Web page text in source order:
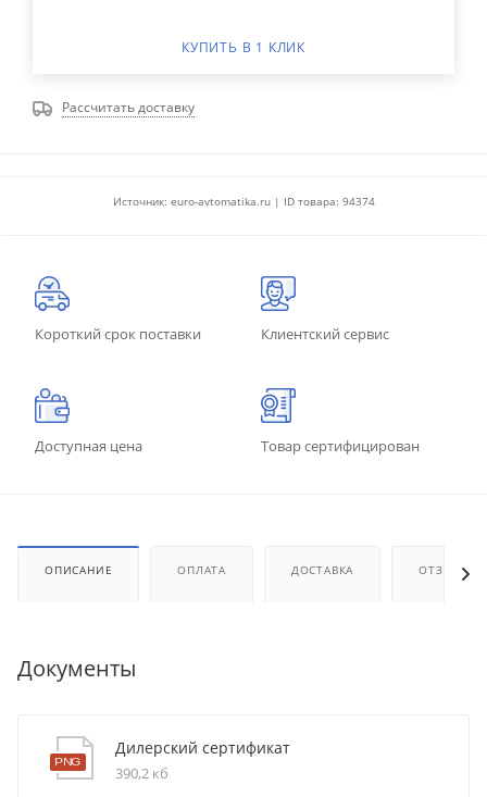
КУПИТЬ В 1 КЛИК
Рассчитать доставку
Источник: euro-avtomatika.ru | ID товара: 94374
Короткий срок поставки Клиентский сервис
Доступная цена Товар сертифицирован
ОПИСАНИЕ ОПЛАТА ДОСТАВКА ОТЗЫВЫ
Документы
Дилерский сертификат
390,2 кб